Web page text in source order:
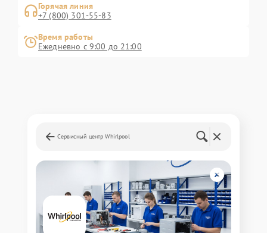
Горячая линия
+7 (800) 301-55-83
Время работы
Ежедневно с 9:00 до 21:00
Сервисный центр Whirlpool